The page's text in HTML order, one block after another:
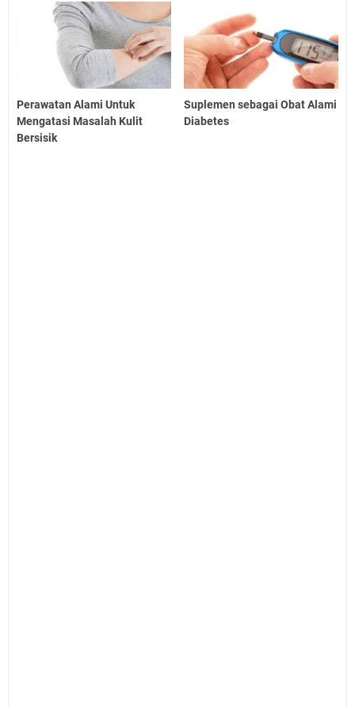
Perawatan Alami Untuk
Mengatasi Masalah Kulit
Bersisik
Suplemen sebagai Obat Alami
Diabetes